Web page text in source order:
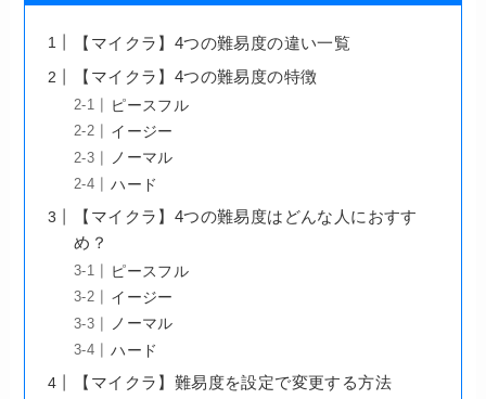
【マイクラ】4つの難易度の違い一覧
【マイクラ】4つの難易度の特徴
ピースフル
イージー
ノーマル
ハード
【マイクラ】4つの難易度はどんな人におすす
め？
ピースフル
イージー
ノーマル
ハード
【マイクラ】難易度を設定で変更する方法